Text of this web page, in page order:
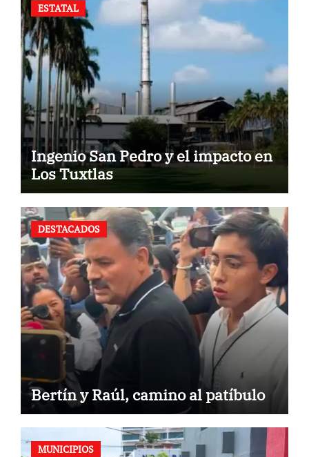
ESTATAL
Ingenio San Pedro y el impacto en
Los Tuxtlas
DESTACADOS
Bertín y Raúl, camino al patíbulo
MUNICIPIOS